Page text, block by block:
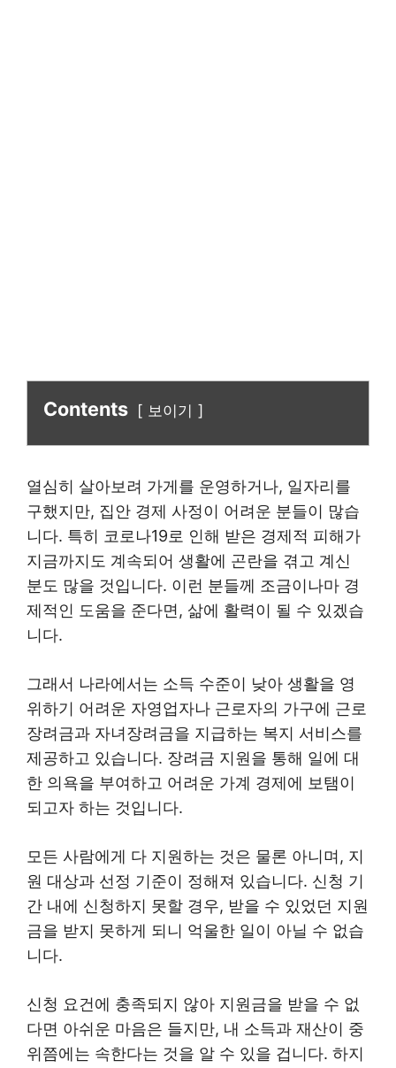
Contents 보이기
열심히 살아보려 가게를 운영하거나, 일자리를
구했지만, 집안 경제 사정이 어려운 분들이 많습
니다. 특히 코로나19로 인해 받은 경제적 피해가
지금까지도 계속되어 생활에 곤란을 겪고 계신
분도 많을 것입니다. 이런 분들께 조금이나마 경
제적인 도움을 준다면, 삶에 활력이 될 수 있겠습
니다.
그래서 나라에서는 소득 수준이 낮아 생활을 영
위하기 어려운 자영업자나 근로자의 가구에 근로
장려금과 자녀장려금을 지급하는 복지 서비스를
제공하고 있습니다. 장려금 지원을 통해 일에 대
한 의욕을 부여하고 어려운 가계 경제에 보탬이
되고자 하는 것입니다.
모든 사람에게 다 지원하는 것은 물론 아니며, 지
원 대상과 선정 기준이 정해져 있습니다. 신청 기
간 내에 신청하지 못할 경우, 받을 수 있었던 지원
금을 받지 못하게 되니 억울한 일이 아닐 수 없습
니다.
신청 요건에 충족되지 않아 지원금을 받을 수 없
다면 아쉬운 마음은 들지만, 내 소득과 재산이 중
위쯤에는 속한다는 것을 알 수 있을 겁니다. 하지